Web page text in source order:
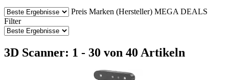
Preis Marken (Hersteller) MEGA DEALS
Filter
3D Scanner: 1 - 30 von 40 Artikeln